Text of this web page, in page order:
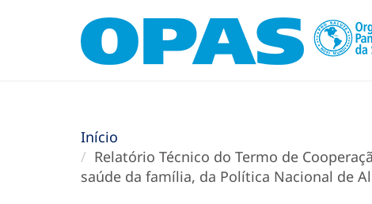
Início
Relatório Técnico do Termo de
saúde da família, da Política Nacional de